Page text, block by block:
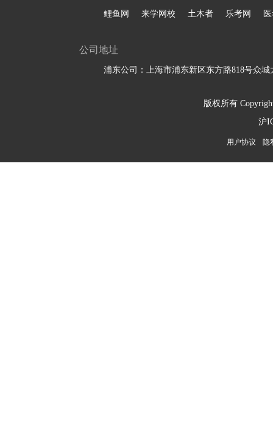
鲤鱼网 来学网校 土木者 乐考网
公司地址
浦东公司：上海市浦东新区东方路818号众城
版权所有
沪
用户协议 隐